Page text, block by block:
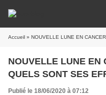
Accueil » NOUVELLE LUNE EN
NOUVELLE LUNE EN CANCER
QUELS SONT SES
Publié le 18/06/2020 à 07:12